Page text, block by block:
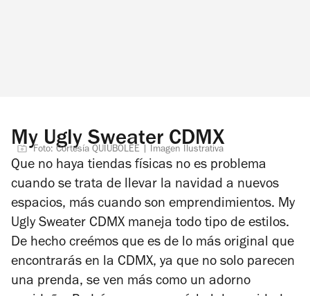
My Ugly Sweater CDMX
Foto: Cortesía QUIUBOLEE | Imagen Ilustrativa
Que no haya tiendas físicas no es problema
cuando se trata de llevar la navidad a nuevos
espacios, más cuando son emprendimientos. My
Ugly Sweater CDMX maneja todo tipo de estilos.
De hecho creémos que es de lo más original que
encontrarás en la CDMX, ya que no solo parecen
una prenda, se ven más como un adorno